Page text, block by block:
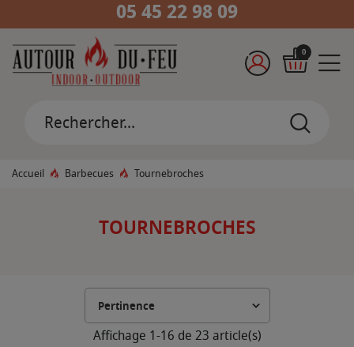
05 45 22 98 09
0
Accueil Barbecues Tournebroches
TOURNEBROCHES
Affichage 1-16 de 23 article(s)